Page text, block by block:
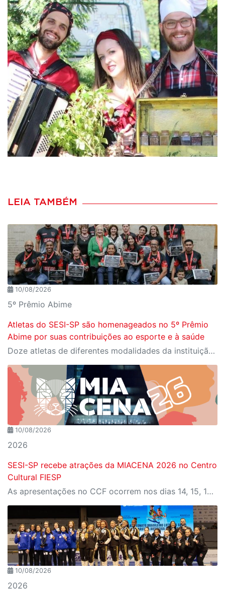
LEIA TAMBÉM
10/08/2026
5º Prêmio Abime
Atletas do SESI-SP são homenageados no 5º Prêmio
Abime por suas contribuições ao esporte e à saúde
Doze atletas de diferentes modalidades da instituição receberam medalhas e certificados
10/08/2026
2026
SESI-SP recebe atrações da MIACENA 2026 no Centro
Cultural FIESP
As apresentações no CCF ocorrem nos dias 14, 15, 16, 17 e 22 de agosto, e o público poderá acompanhar apresentações de performance, teatro, dança e circo que integram o Festival
10/08/2026
2026